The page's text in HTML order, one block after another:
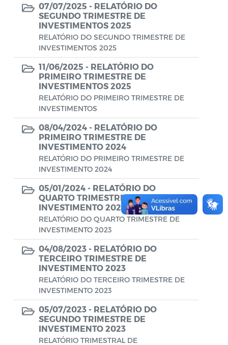
07/07/2025 - RELATÓRIO DO
SEGUNDO TRIMESTRE DE
INVESTIMENTOS 2025
RELATÓRIO DO SEGUNDO TRIMESTRE DE
INVESTIMENTOS 2025
11/06/2025 - RELATÓRIO DO
PRIMEIRO TRIMESTRE DE
INVESTIMENTOS 2025
RELATÓRIO DO PRIMEIRO TRIMESTRE DE
INVESTIMENTOS
08/04/2024 - RELATÓRIO DO
PRIMEIRO TRIMESTRE DE
INVESTIMENTO 2024
RELATÓRIO DO PRIMEIRO TRIMESTRE DE
INVESTIMENTO 2024
05/01/2024 - RELATÓRIO DO
QUARTO TRIMESTRE DE
INVESTIMENTO 2023
RELATÓRIO DO QUARTO TRIMESTRE DE
INVESTIMENTO 2023
04/08/2023 - RELATÓRIO DO
TERCEIRO TRIMESTRE DE
INVESTIMENTO 2023
RELATÓRIO DO TERCEIRO TRIMESTRE DE
INVESTIMENTO 2023
05/07/2023 - RELATÓRIO DO
SEGUNDO TRIMESTRE DE
INVESTIMENTO 2023
RELATÓRIO TRIMESTRAL DE